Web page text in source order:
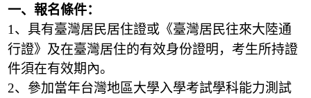
一、報名條件：
1 、具有臺灣居民居住證或《臺灣居民往來大陸通
行證》及在臺灣居住的有效身份證明，考生所持證
件須在有效期內。
2、參加當年台灣地區大學入學考試學科能力測試